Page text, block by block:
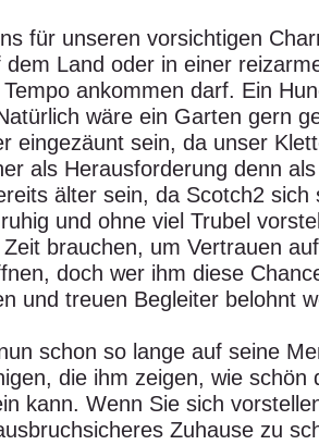
für unseren vorsichtigen
dem Land oder in einer
ankommen darf. Ein
wäre ein Garten gern
eingezäunt sein, da unser
als Herausforderung denn
älter sein, da Scotch2 sich
und ohne viel Trubel
brauchen, um Vertrauen
doch wer ihm diese
und treuen Begleiter belohnt
schon so lange auf seine
die ihm zeigen, wie schön
kann. Wenn Sie sich
Zuhause zu